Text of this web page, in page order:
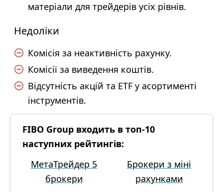
матеріали для трейдерів усіх рівнів.
Недоліки
Комісія за неактивність рахунку.
Комісії за виведення коштів.
Відсутність акцій та ETF у асортименті
інструментів.
FIBO Group входить в топ-10
наступних рейтингів:
МетаТрейдер 5
брокери
Брокери з міні
рахунками